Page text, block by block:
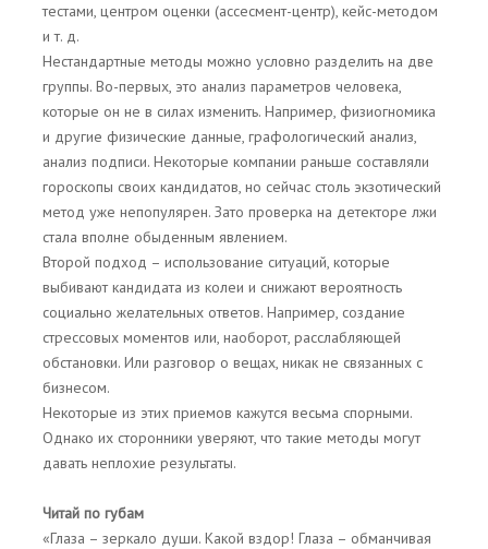
тестами, центром оценки (ассесмент-центр), кейс-методом
и т. д.
Нестандартные методы можно условно разделить на две
группы. Во-первых, это анализ параметров человека,
которые он не в силах изменить. Например, физиогномика
и другие физические данные, графологический анализ,
анализ подписи. Некоторые компании раньше составляли
гороскопы своих кандидатов, но сейчас столь экзотический
метод уже непопулярен. Зато проверка на детекторе лжи
стала вполне обыденным явлением.
Второй подход – использование ситуаций, которые
выбивают кандидата из колеи и снижают вероятность
социально желательных ответов. Например, создание
стрессовых моментов или, наоборот, расслабляющей
обстановки. Или разговор о вещах, никак не связанных с
бизнесом.
Некоторые из этих приемов кажутся весьма спорными.
Однако их сторонники уверяют, что такие методы могут
давать неплохие результаты.
Читай по губам
«Глаза – зеркало души. Какой вздор! Глаза – обманчивая